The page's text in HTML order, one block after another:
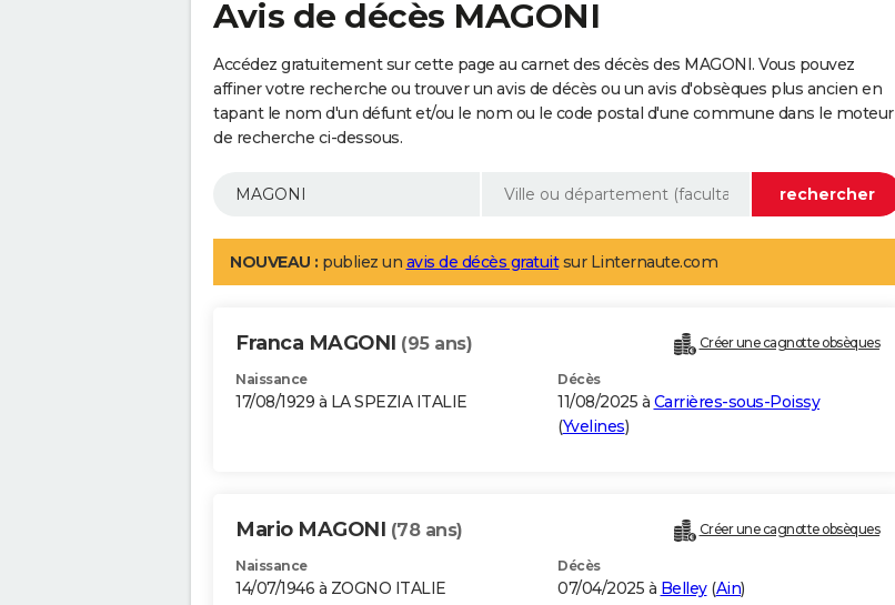
Avis de décès MAGONI
Accédez gratuitement sur cette page au carnet des décès des MAGONI. Vous pouvez
affiner votre recherche ou trouver un avis de décès ou un avis d'obsèques plus ancien en
tapant le nom d'un défunt et/ou le nom ou le code postal d'une commune dans le moteur
de recherche ci-dessous.
NOUVEAU : publiez un avis de décès gratuitsur Linternaute.com
Franca MAGONI (95 ans) Créer une cagnotte obsèques
Naissance
17/08/1929 à LA SPEZIA ITALIE
Décès
11/08/2025 à Carrières-sous-Poissy
(Yvelines)
Mario MAGONI (78 ans) Créer une cagnotte obsèques
Naissance
14/07/1946 à ZOGNO ITALIE
Décès
07/04/2025 à Belley(Ain)